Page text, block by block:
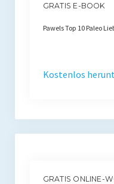
GRATIS E-BOOK
Pawels Top 10 Paleo
Kostenlos
GRATIS ONLINE-